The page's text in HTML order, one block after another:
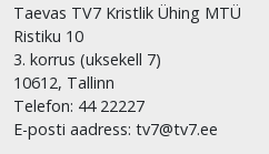
Taevas TV7 Kristlik Ühing MTÜ
Ristiku 10
3. korrus (uksekell 7)
10612, Tallinn
Telefon: 44 22227
E-posti aadress: tv7@tv7.ee